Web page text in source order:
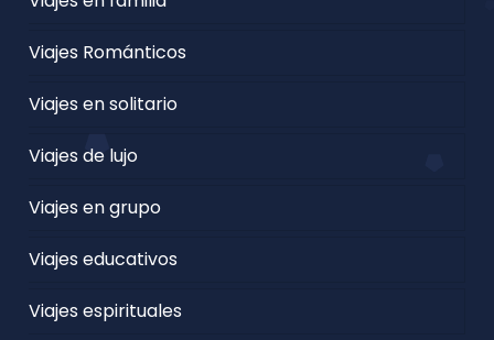
Viajes Románticos
Viajes en solitario
Viajes de lujo
Viajes en grupo
Viajes educativos
Viajes espirituales